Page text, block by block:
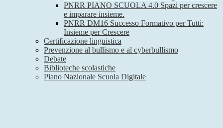
PNRR PIANO SCUOLA 4.0 Spazi per crescere
e imparare insieme.
PNRR DM16 Successo Formativo per Tutti:
Insieme per Crescere
Certificazione linguistica
Prevenzione al bullismo e al cyberbullismo
Debate
Biblioteche scolastiche
Piano Nazionale Scuola Digitale